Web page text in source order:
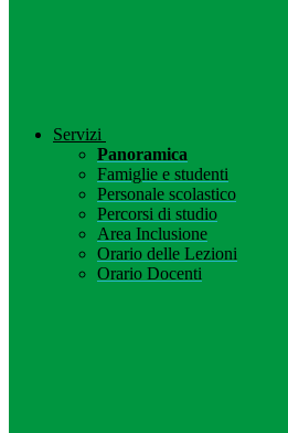
Servizi
Panoramica
Famiglie e studenti
Personale scolastico
Percorsi di studio
Area Inclusione
Orario delle Lezioni
Orario Docenti